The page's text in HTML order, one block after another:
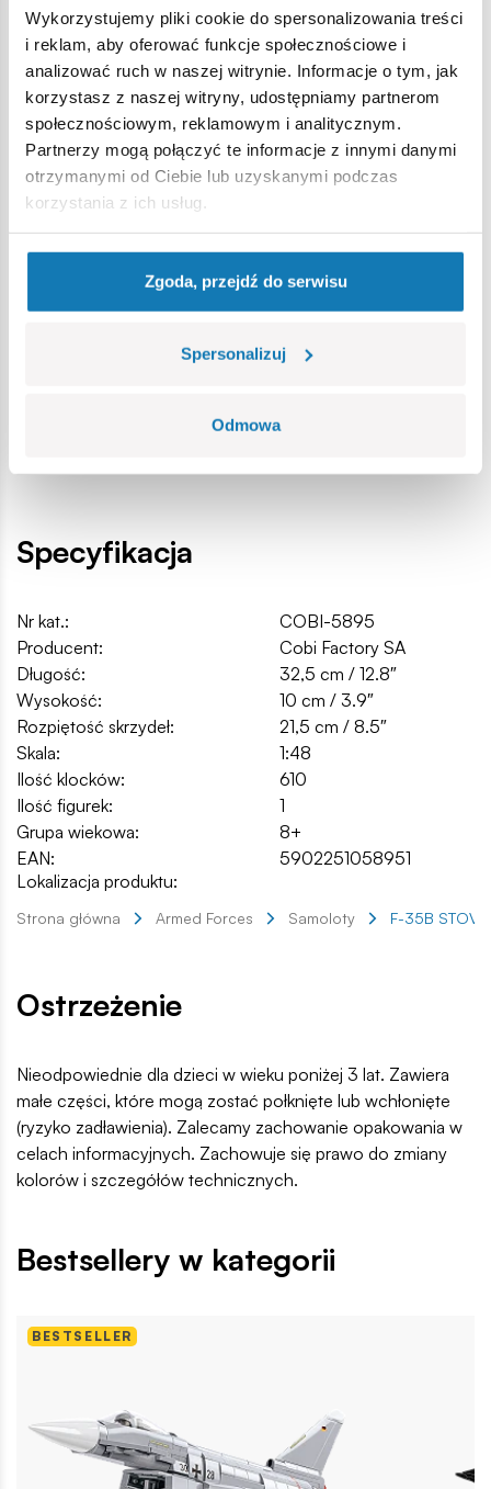
Wykorzystujemy pliki cookie do spersonalizowania treści
i reklam, aby oferować funkcje społecznościowe i
analizować ruch w naszej witrynie. Informacje o tym, jak
korzystasz z naszej witryny, udostępniamy partnerom
społecznościowym, reklamowym i analitycznym.
Partnerzy mogą połączyć te informacje z innymi danymi
otrzymanymi od Ciebie lub uzyskanymi podczas
korzystania z ich usług.
Zgoda, przejdź do serwisu
Spersonalizuj
Odmowa
610 wysokiej jakości elementów,
wyprodukowane w UE przez firmę z ponad 35-letnią
tradycją,
spełniają normy bezpieczeństwa dotyczące produktów
dla dzieci,
w pełni kompatybilne z innymi markami klocków
konstrukcyjnych,
klocki z nadrukami nie odkształcają się i nie bledną w
czytelna i intuicyjna instrukcja oparta na rysunkach i
Wymiary modelu (dł x szer x wys): 32,5 cm (12.8”) x 21,5 cm
Specyfikacja
Nr kat.:
COBI-5895
Producent:
Cobi Factory SA
Długość:
32,5 cm / 12.8″
Wysokość:
10 cm / 3.9″
Rozpiętość skrzydeł:
21,5 cm / 8.5″
Skala:
1:48
Ilość klocków:
610
Ilość figurek:
1
Grupa wiekowa:
8+
EAN:
5902251058951
Lokalizacja produktu:
Strona główna Armed Forces Samoloty F-35B
Ostrzeżenie
Nieodpowiednie dla dzieci w wieku poniżej 3 lat. Zawiera
małe części, które mogą zostać połknięte lub wchłonięte
(ryzyko zadławienia). Zalecamy zachowanie opakowania w
celach informacyjnych. Zachowuje się prawo do zmiany
kolorów i szczegółów technicznych.
Bestsellery w kategorii
BESTSELLER